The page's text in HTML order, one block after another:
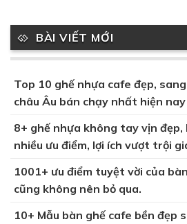
BÀI VIẾT MỚI
Top 10 ghế nhựa cafe đẹp,
châu Âu bán chạy nhất hiện nay
8+ ghế nhựa không tay vịn đẹp,
nhiều ưu điểm, lợi ích vượt trội
1001+ ưu điểm tuyệt vời của
cũng không nên bỏ qua.
10+ Mẫu bàn ghế cafe bền đẹp